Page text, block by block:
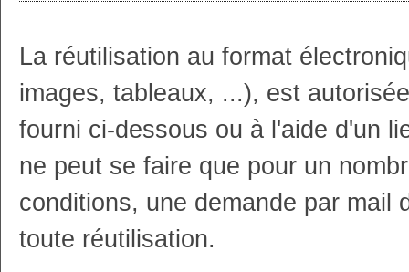
La réutilisation au format
images, tableaux, ...), est
fourni ci-dessous ou à l'aide d'un
ne peut se faire que pour un
conditions, une demande par mail
toute réutilisation.